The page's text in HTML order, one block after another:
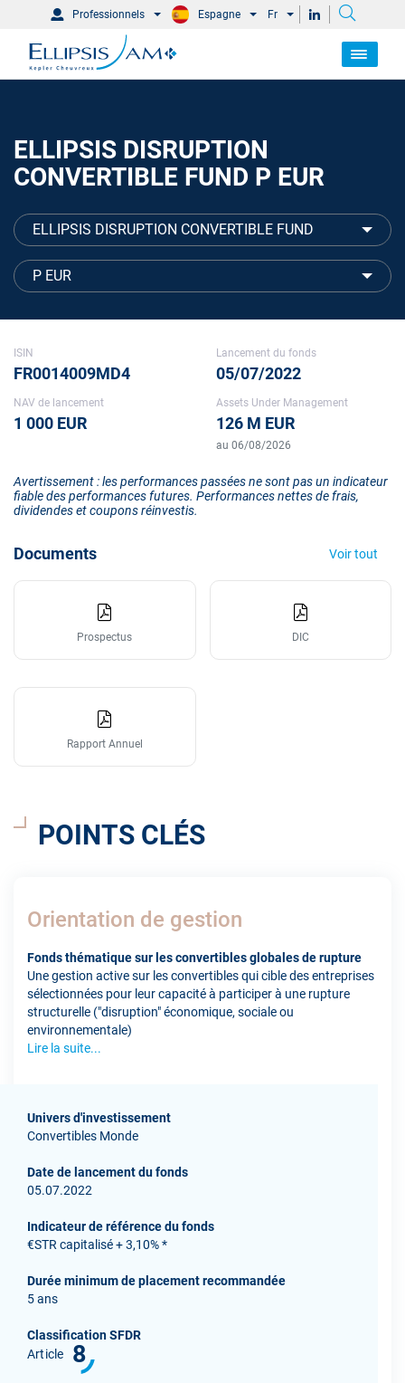
Professionnels Espagne Fr
ELLIPSIS DISRUPTION
CONVERTIBLE FUND P EUR
ELLIPSIS DISRUPTION CONVERTIBLE FUND
P EUR
ISIN
FR0014009MD4
Lancement du fonds
05/07/2022
NAV de lancement
1 000 EUR
Assets Under Management
126 M EUR
au 06/08/2026
Avertissement : les performances passées ne sont pas un indicateur
fiable des performances futures. Performances nettes de frais,
dividendes et coupons réinvestis.
Documents Voir tout
Prospectus DIC
Rapport Annuel
POINTS CLÉS
Orientation de gestion
Fonds thématique sur les convertibles globales de rupture
Une gestion active sur les convertibles qui cible des entreprises
sélectionnées pour leur capacité à participer à une rupture
structurelle ("disruption" économique, sociale ou
environnementale)
Lire la suite...
Univers d'investissement
Convertibles Monde
Date de lancement du fonds
05.07.2022
Indicateur de référence du fonds
€STR capitalisé + 3,10% *
Durée minimum de placement recommandée
5 ans
Classification SFDR
Article
8